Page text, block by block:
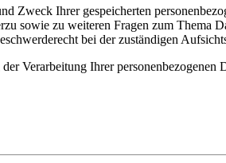
Zweck Ihrer gespeicherten
sowie zu weiteren Fragen zum Thema
bei der zuständigen
Verarbeitung Ihrer